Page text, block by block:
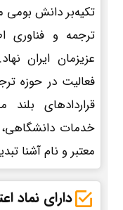
تکیه‌بر دانش
ترجمه و فناوری
عزیزمان ایران
فعالیت در حوزه
قراردادهای
خدمات دانشگاهی،
معتبر و نام آشنا
دارای نماد